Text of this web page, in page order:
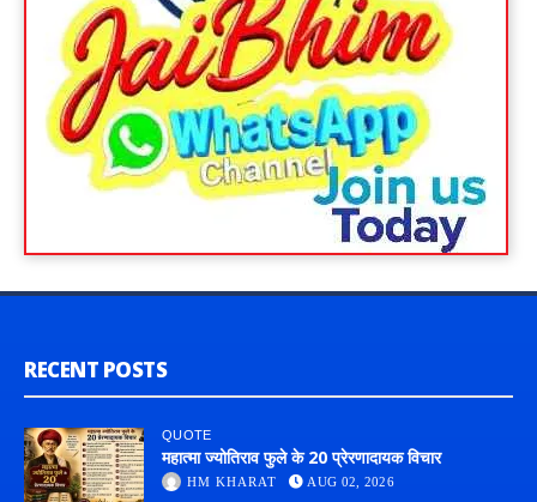
RECENT POSTS
QUOTE
महात्मा ज्योतिराव फुले के 20 प्रेरणादायक विचार
HM KHARAT AUG 02, 2026